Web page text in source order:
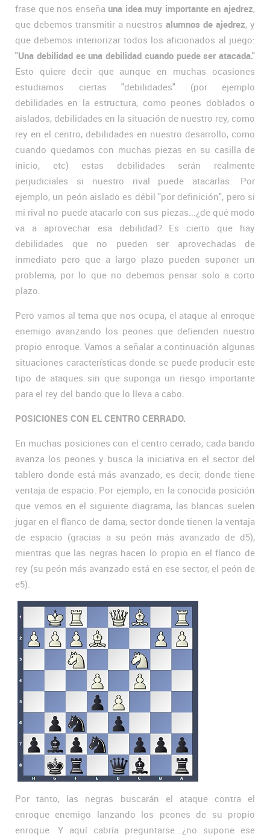
frase que nos enseñauna idea muy importante en ajedrez,
que debemos transmitir a nuestros alumnos de ajedrez, y
que debemos interiorizar todos los aficionados al juego:
"Una debilidad es una debilidad cuando puede ser atacada."
Esto quiere decir que aunque en muchas ocasiones
estudiamos ciertas "debilidades" (por ejemplo
debilidades en la estructura, como peones doblados o
aislados, debilidades en la situación de nuestro rey, como
rey en el centro, debilidades en nuestro desarrollo, como
cuando quedamos con muchas piezas en su casilla de
inicio, etc) estas debilidades serán realmente
perjudiciales si nuestro rival puede atacarlas. Por
ejemplo, un peón aislado es débil "por definición", pero si
mi rival no puede atacarlo con sus piezas...¿de qué modo
va a aprovechar esa debilidad? Es cierto que hay
debilidades que no pueden ser aprovechadas de
inmediato pero que a largo plazo pueden suponer un
problema, por lo que no debemos pensar solo a corto
plazo.
Pero vamos al tema que nos ocupa, el ataque al enroque
enemigo avanzando los peones que defienden nuestro
propio enroque. Vamos a señalar a continuación algunas
situaciones características donde se puede producir este
tipo de ataques sin que suponga un riesgo importante
para el rey del bando que lo lleva a cabo.
POSICIONES CON EL CENTRO CERRADO.
En muchas posiciones con el centro cerrado, cada bando
avanza los peones y busca la iniciativa en el sector del
tablero donde está más avanzado, es decir, donde tiene
ventaja de espacio. Por ejemplo, en la conocida posición
que vemos en el siguiente diagrama, las blancas suelen
jugar en el flanco de dama, sector donde tienen la ventaja
de espacio (gracias a su peón más avanzado de d5),
mientras que las negras hacen lo propio en el flanco de
rey (su peón más avanzado está en ese sector, el peón de
e5).
Por tanto, las negras buscarán el ataque contra el
enroque enemigo lanzando los peones de su propio
enroque. Y aquí cabría preguntarse...¿no supone ese